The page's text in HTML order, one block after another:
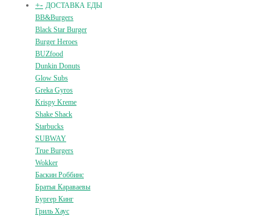
+- ДОСТАВКА ЕДЫ
BB&Burgers
Black Star Burger
Burger Heroes
BUZfood
Dunkin Donuts
Glow Subs
Greka Gyros
Krispy Kreme
Shake Shack
Starbucks
SUBWAY
True Burgers
Wokker
Баскин Роббинс
Братья Караваевы
Бургер Кинг
Гриль Хаус